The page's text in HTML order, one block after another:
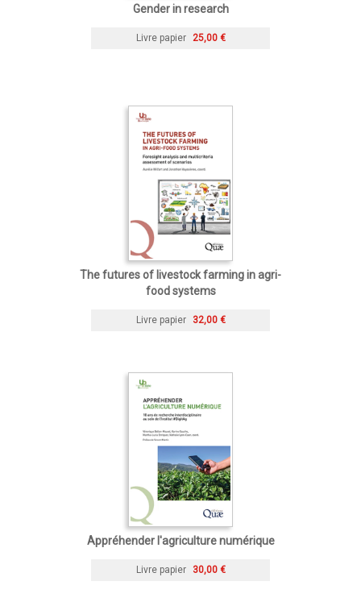
Gender in research
Livre papier 25,00 €
The futures of livestock farming in agri-
food systems
Livre papier 32,00 €
Appréhender l'agriculture numérique
Livre papier 30,00 €